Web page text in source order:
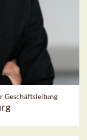
Geschäftsleitung